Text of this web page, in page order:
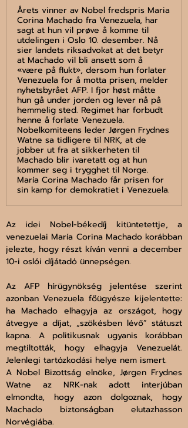
Årets vinner av Nobel fredspris Maria
Corina Machado fra Venezuela, har
sagt at hun vil prøve å komme til
utdelingen i Oslo 10. desember. Nå
sier landets riksadvokat at det betyr
at Machado vil bli ansett som å
«være på flukt», dersom hun forlater
Venezuela for å motta prisen, melder
nyhetsbyrået AFP. I fjor høst måtte
hun gå under jorden og lever nå på
hemmelig sted. Regimet har forbudt
henne å forlate Venezuela.
Nobelkomiteens leder Jørgen Frydnes
Watne sa tidligere til NRK, at de
jobber ut fra at sikkerheten til
Machado blir ivaretatt og at hun
kommer seg i trygghet til Norge.
María Corina Machado får prisen for
sin kamp for demokratiet i Venezuela.
Az idei Nobel-békedíj kitüntetettje, a
venezuelai María Corina Machado korábban
jelezte, hogy részt kíván venni a december
10-i oslói díjátadó ünnepségen.
Az AFP hírügynökség jelentése szerint
azonban Venezuela főügyésze kijelentette:
ha Machado elhagyja az országot, hogy
átvegye a díjat, „szökésben lévő” státuszt
kapna. A politikusnak ugyanis korábban
megtiltották, hogy elhagyja Venezuelát.
Jelenlegi tartózkodási helye nem ismert.
A Nobel Bizottság elnöke, Jørgen Frydnes
Watne az NRK-nak adott interjúban
elmondta, hogy azon dolgoznak, hogy
Machado biztonságban elutazhasson
Norvégiába.